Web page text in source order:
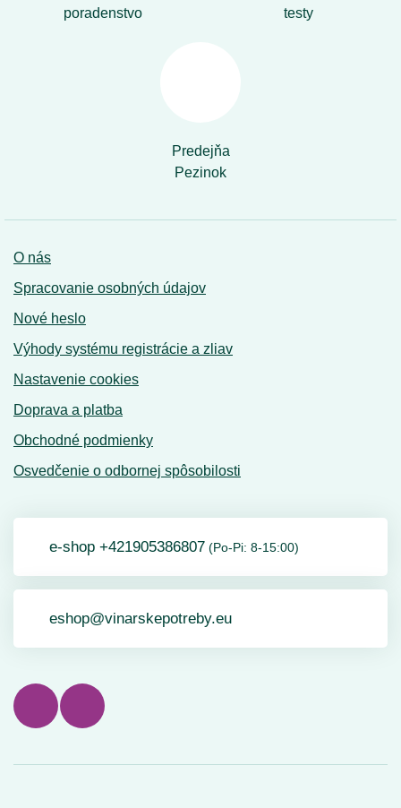
poradenstvo
testy
Predejňa
Pezinok
O nás
Spracovanie osobných údajov
Nové heslo
Výhody systému registrácie a zliav
Nastavenie cookies
Doprava a platba
Obchodné podmienky
Osvedčenie o odbornej spôsobilosti
e-shop +421905386807 (Po-Pi: 8-15:00)
eshop@vinarskepotreby.eu